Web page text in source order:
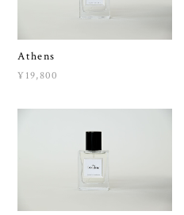
Athens
¥19,800